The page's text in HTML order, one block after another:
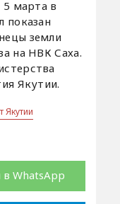
5 марта в
показан
земли
на НВК Саха.
Якутии.
Якутии
WhatsApp